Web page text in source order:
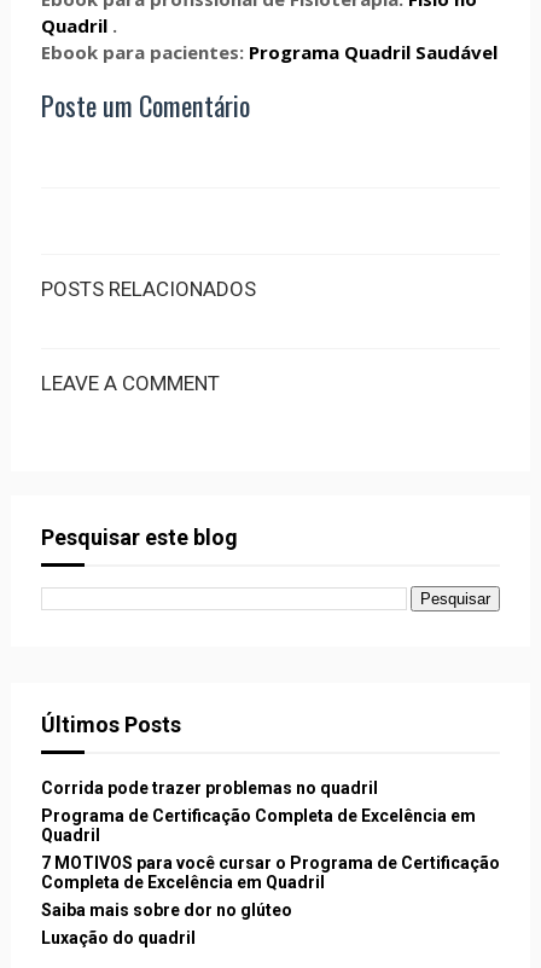
Quadril .
Ebook para pacientes: Programa Quadril Saudável
Poste um Comentário
POSTS RELACIONADOS
LEAVE A COMMENT
Pesquisar este blog
Últimos Posts
Corrida pode trazer problemas no quadril
Programa de Certificação Completa de Excelência em
Quadril
7 MOTIVOS para você cursar o Programa de Certificação
Completa de Excelência em Quadril
Saiba mais sobre dor no glúteo
Luxação do quadril